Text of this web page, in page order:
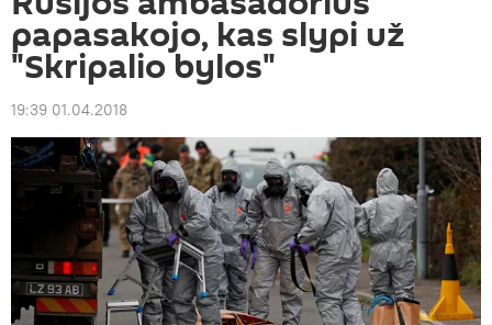
papasakojo, kas slypi už
"Skripalio bylos"
19:39 01.04.2018